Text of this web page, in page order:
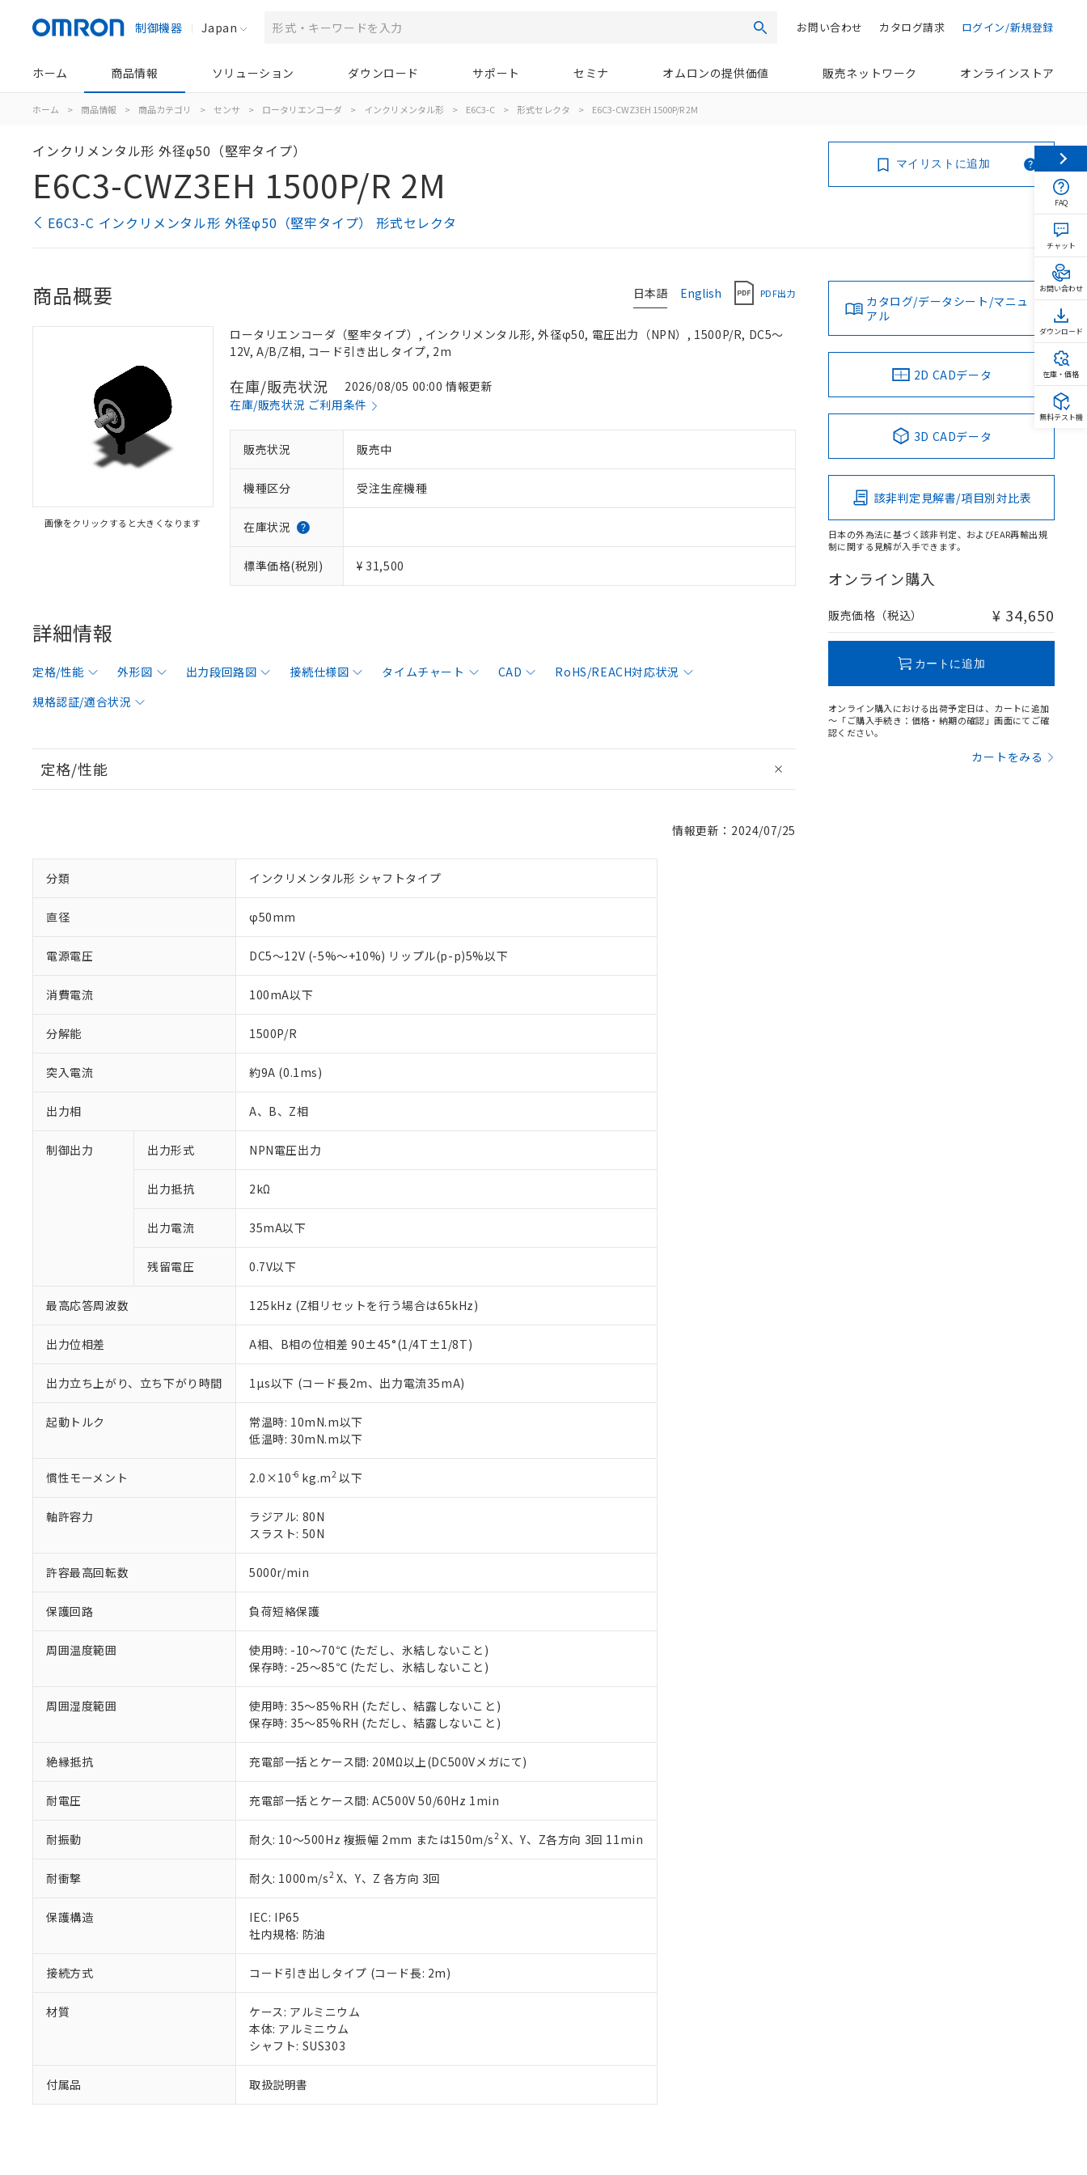
制御機器 Japan 検索 ログイン/新規登録
カタログ請求
お問い合わせ
ホーム 商品情報 ソリューション ダウンロード サポート セミナ オムロンの提供価値 販売ネットワーク オンラインストア
ホーム > 商品情報 > 商品カテゴリ > センサ > ロータリエンコーダ > インクリメンタル形 > E6C3-C > 形式セレクタ > E6C3-CWZ3EH 1500P/R 2M
インクリメンタル形 外径φ50（堅牢タイプ）
E6C3-CWZ3EH 1500P/R 2M
E6C3-C インクリメンタル形 外径φ50（堅牢タイプ） 形式セレクタ
マイリストに追加
日本語 English PDF出力
商品概要
画像をクリックすると大きくなります
ロータリエンコーダ（堅牢タイプ）, インクリメンタル形, 外径φ50, 電圧出力（NPN）, 1500P/R, DC5～
12V, A/B/Z相, コード引き出しタイプ, 2m
在庫/販売状況
2026/08/05 00:00 情報更新
在庫/販売状況 ご利用条件
販売状況 販売中
機種区分 受注生産機種
在庫状況
標準価格(税別) ¥ 31,500
詳細情報
定格/性能 外形図 出力段回路図 接続仕様図 タイムチャート CAD
RoHS/REACH対応状況
規格認証/適合状況
定格/性能
情報更新：2024/07/25
分類 インクリメンタル形 シャフトタイプ
直径 φ50mm
電源電圧 DC5～12V (-5%～+10%) リップル(p-p)5%以下
消費電流 100mA以下
分解能 1500P/R
突入電流 約9A (0.1ms)
出力相 A、B、Z相
制御出力 出力形式 NPN電圧出力
出力抵抗 2kΩ
出力電流 35mA以下
残留電圧 0.7V以下
最高応答周波数 125kHz (Z相リセットを行う場合は65kHz)
出力位相差 A相、B相の位相差 90±45°(1/4T±1/8T)
出力立ち上がり、立ち下がり時間 1µs以下 (コード長2m、出力電流35mA)
起動トルク
常温時: 10mN.m以下
低温時: 30mN.m以下
慣性モーメント 2.0×10-6 kg.m2以下
軸許容力
ラジアル: 80N
スラスト: 50N
許容最高回転数 5000r/min
保護回路 負荷短絡保護
周囲温度範囲
使用時: -10～70℃ (ただし、氷結しないこと)
保存時: -25～85℃ (ただし、氷結しないこと)
周囲湿度範囲
使用時: 35～85%RH (ただし、結露しないこと)
保存時: 35～85%RH (ただし、結露しないこと)
絶縁抵抗 充電部一括とケース間: 20MΩ以上(DC500Vメガにて)
耐電圧 充電部一括とケース間: AC500V 50/60Hz 1min
耐振動 耐久: 10～500Hz 複振幅 2mm または150m/s2X、Y、Z各方向 3回 11min
耐衝撃 耐久: 1000m/s2X、Y、Z 各方向 3回
保護構造
IEC: IP65
社内規格: 防油
接続方式 コード引き出しタイプ (コード長: 2m)
材質
ケース: アルミニウム
本体: アルミニウム
シャフト: SUS303
付属品 取扱説明書
カタログ/データシート/マニュ
アル
2D CADデータ
3D CADデータ
該非判定見解書/項目別対比表
日本の外為法に基づく該非判定、およびEAR再輸出規
制に関する見解が入手できます。
オンライン購入
販売価格（税込） ¥ 34,650
カートに追加
オンライン購入における出荷予定日は、カートに追加
～「ご購入手続き：価格・納期の確認」画面にてご確
認ください。
カートをみる
ご利用条件
以下の条件をお読みいただき、同意のうえご利用ください。
本サービスは、当社制御機器事業取扱商品の当社在庫状況および標準価格(税抜)を提供させていただ
当社制御機器事業取扱商品の中には、本サービスの対象外となる商品もあることをご了承ください。
在庫状況および標準価格照会結果は、記載している更新日時点での社内データに基づき作成されるも
のであり、閲覧された時点での実際の在庫および標準価格とは異なる場合があることをご了承くださ
い。
正式な納期状況および標準価格はお客様のお取引先、またはお客様担当のオムロン制御機器販売店・
当社販売員にご相談ください。
す。
マイパーツ機能（部品リスト作成サービス）をご利用いただくには、I-Webメンバーズにご登録され
ている必要があります。
お客様が当ウェブサイト上で当社にご登録された部品リストについて、当社および当社の共同利用者
が、当社の製品・サービスに関するお客様との取引・商談に必要な範囲で利用することをご了承くだ
さい。
※当社の共同利用者とは、"個人情報の共同利用に関して"
対応済み：EU RoHS指令（10物質）の非含有に対応した製品が提供可能な商品です。
対応予定：EU RoHS指令（10物質）の非含有に対応した製品に切り替える予定のある商品です。
対応予定なし：EU RoHS指令（10物質）の非含有に非対応の商品で、対応品を出す予定はありません。
調査・確認中：EU RoHS指令（10物質）の非含有の対応状況を調査中または確認中の商品です。
非該当品：ライセンス料など無形物で、有害物質有無と関係のない商品です。
仕入先様の事情により、非含有部品としていたものが、含有品と判明した場合などやむを得ず変更すること
があります。
鉛(Pb) 1000ppm以下、 水銀(Hg) 1000ppm以下、 カドミウム(Cd) 100ppm以下、
六価クロム(Cr(Ⅵ)) 1000ppm以下、ポリ臭化ビフェニル類(PBB) 1000ppm以下、ポリ臭化ジフェニルエーテル類(PBDE) 1000ppm以下、
フタル酸ビス(2-エチルヘキシル) (DEHP)(別名：DOP) 1000ppm以下、フタル酸ブチルベンジル（BBP） 1000ppm以下、フタル酸ジブチ
ル（DBP） 1000ppm以下、フタル酸ジイソブチル (DIBP) 1000ppm以下
但し、RoHS指令で産業用監視および制御機器に対する適用除外項目は除く。
フタル酸エステル類の４物質については閾値を超える意図的な使用がないことを確認しています。
※2 対応予定月
部品在庫の切り替え状況などにより、予定月が前後することがあります。
※3 非含有証明書ダウンロード
下記の非含有証明書をダウンロードすることができます。
EU RoHS指令（10物質）の非含有証明書
51物質の非含有証明書（当社基準）
※本証明書は発行日時点で非含有を証明するもので、過去に遡って非含有を証明するものではありません。
混在することから備考欄に対応日を記載しておりました。
既に当社にて対応品への在庫切替を完了していることから、特段のことがない限り、2022年1月12日よ
り割愛しております。
※1 中国RoHS○×表
「○」：最大均質材料含有率が中国RoHSの基準値以下であることを示します。
「×」：最大均質材料含有率が中国RoHSの基準値を超えていることを示します。
「－」：未確認です。当社販売部門へお問い合わせください。
*中国RoHS10物質の基準値 (GB/T26572)：
Cr(Ⅵ)(六価クロム) : 1000ppm、 PBBs(ポリ臭化ビフェニル類) : 1000ppm、 PBDEs(ポリ臭化ジフェニルエーテル類) : 1000ppm、
DBP(フタル酸ジブチル) : 1000ppm、 DIBP(フタル酸ジイソブチル) : 1000ppm、 BBP(フタル酸ブチルベンジル) : 1000ppm、
DEHP(フタル酸ビス(2-エチルヘキシル)) : 1000ppm
※2 環境保護使用期限
味します。
「－」：未確認です。当社販売部門へお問い合わせください。
う）を輸出または国外への提供する場合は、日本国政府の輸出許可(または役務取引許可)を取得する
などの必要な手続きをとります。
当社は規制貨物を破棄する場合は、完全に破砕するなど、違法に輸出されないよう必要な手段を講じ
ます。
当社は貴社製品を、核兵器、ミサイル、化学兵器、生物兵器またはその他武器並びにこれらの製造装
置等に一切使用いたしません。
当社は、貴社製品を第三者に販売する場合は、上記1、2および3の内容を当該第三者に通知します。
たしません。
合意する キャンセル
記
説明
○ 一定数以上の在庫あり
△
－
在庫なし(最新の在庫状況については、お客様のお取引先、またはお客様担当のオムロン制御
空
受注生産機種、また在庫状況の情報を公開していない機種
FAQ
チャット
お問い合わせ
ダウンロード
在庫・価格
無料テスト機